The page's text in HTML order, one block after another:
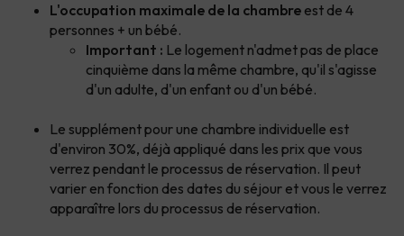
L'occupation maximale de la chambre est de 4
personnes + un bébé.
Important : Le logement n'admet pas de place
cinquième dans la même chambre, qu'il s'agisse
d'un adulte, d'un enfant ou d'un bébé.
Le supplément pour une chambre individuelle est
d'environ 30%, déjà appliqué dans les prix que vous
verrez pendant le processus de réservation. Il peut
varier en fonction des dates du séjour et vous le verrez
apparaître lors du processus de réservation.